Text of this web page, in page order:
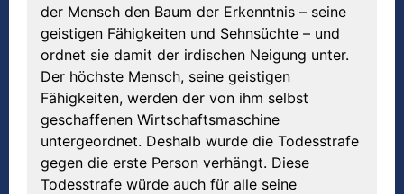
der Mensch den Baum der Erkenntnis – seine
geistigen Fähigkeiten und Sehnsüchte – und
ordnet sie damit der irdischen Neigung unter.
Der höchste Mensch, seine geistigen
Fähigkeiten, werden der von ihm selbst
geschaffenen Wirtschaftsmaschine
untergeordnet. Deshalb wurde die Todesstrafe
gegen die erste Person verhängt. Diese
Todesstrafe würde auch für alle seine